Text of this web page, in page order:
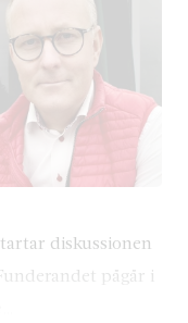
diskussionen
pågår i